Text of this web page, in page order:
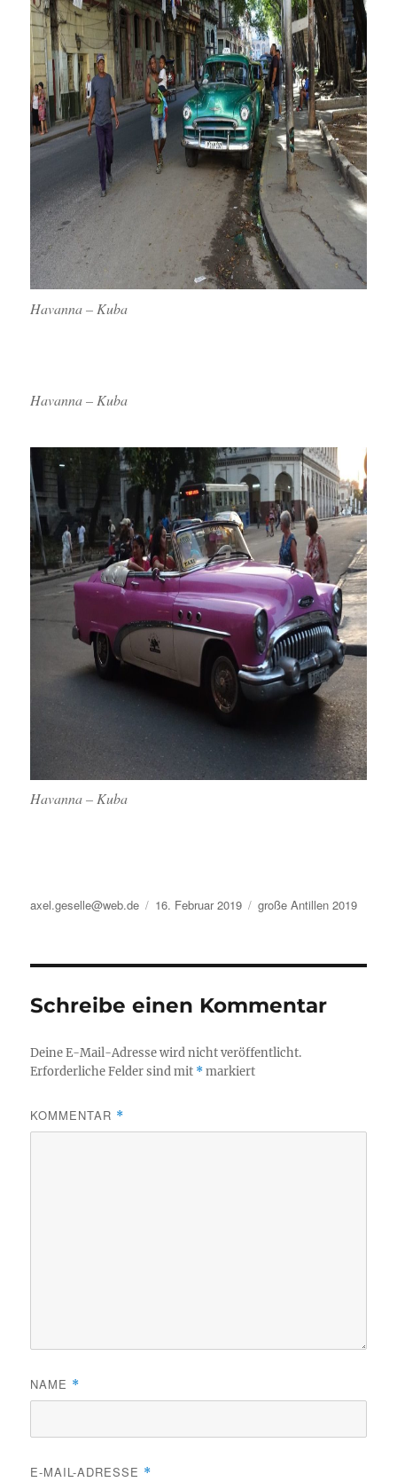
Havanna – Kuba
Havanna – Kuba
Havanna – Kuba
Autor
axel.geselle@web.de
Veröffentlicht
16. Februar 2019 Kategorien
große Antillen 2019
Schreibe einen Kommentar
Deine E-Mail-Adresse wird nicht veröffentlicht.
Erforderliche Felder sind mit *markiert
KOMMENTAR *
NAME *
E-MAIL-ADRESSE *